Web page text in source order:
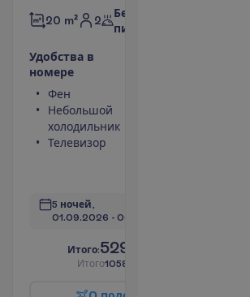
20 m² 2
Без
питания
Удобства в
номере
Фен
Небольшой
холодильник
Телевизор
5 ночей,
01.09.2026 - 06.09.2026
Итого:529.00
Итого1058.00